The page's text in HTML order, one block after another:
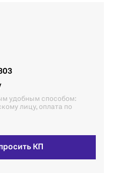
удобным способом:
лицу, оплата по
КП